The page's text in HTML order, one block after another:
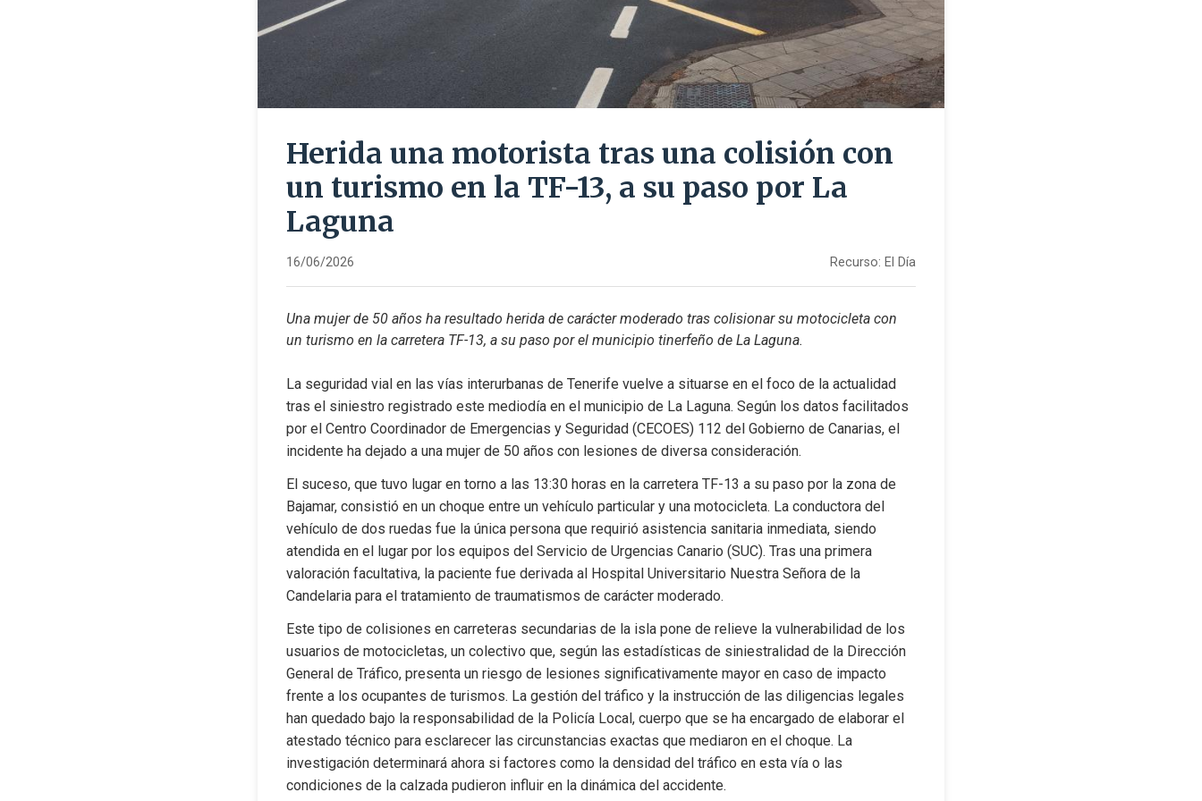
Herida una motorista tras una colisión con
un turismo en la TF-13, a su paso por La
Laguna
16/06/2026 Recurso: El Día
Una mujer de 50 años ha resultado herida de carácter moderado tras colisionar su motocicleta con
un turismo en la carretera TF-13, a su paso por el municipio tinerfeño de La Laguna.
La seguridad vial en las vías interurbanas de Tenerife vuelve a situarse en el foco de la actualidad
tras el siniestro registrado este mediodía en el municipio de La Laguna. Según los datos facilitados
por el Centro Coordinador de Emergencias y Seguridad (CECOES) 112 del Gobierno de Canarias, el
incidente ha dejado a una mujer de 50 años con lesiones de diversa consideración.
El suceso, que tuvo lugar en torno a las 13:30 horas en la carretera TF-13 a su paso por la zona de
Bajamar, consistió en un choque entre un vehículo particular y una motocicleta. La conductora del
vehículo de dos ruedas fue la única persona que requirió asistencia sanitaria inmediata, siendo
atendida en el lugar por los equipos del Servicio de Urgencias Canario (SUC). Tras una primera
valoración facultativa, la paciente fue derivada al Hospital Universitario Nuestra Señora de la
Candelaria para el tratamiento de traumatismos de carácter moderado.
Este tipo de colisiones en carreteras secundarias de la isla pone de relieve la vulnerabilidad de los
usuarios de motocicletas, un colectivo que, según las estadísticas de siniestralidad de la Dirección
General de Tráfico, presenta un riesgo de lesiones significativamente mayor en caso de impacto
frente a los ocupantes de turismos. La gestión del tráfico y la instrucción de las diligencias legales
han quedado bajo la responsabilidad de la Policía Local, cuerpo que se ha encargado de elaborar el
atestado técnico para esclarecer las circunstancias exactas que mediaron en el choque. La
investigación determinará ahora si factores como la densidad del tráfico en esta vía o las
condiciones de la calzada pudieron influir en la dinámica del accidente.